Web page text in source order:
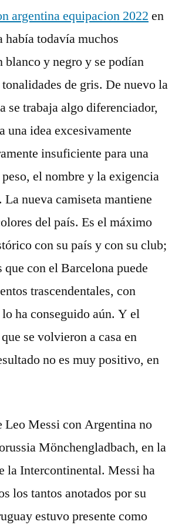
argentina equipacion 2022 en
había todavía muchos
blanco y negro y se podían
de gris. De nuevo la
se trabaja algo diferenciador,
una idea excesivamente
insuficiente para una
el nombre y la exigencia
nueva camiseta mantiene
del país. Es el máximo
con su país y con su club;
que con el Barcelona puede
trascendentales, con
ha conseguido aún. Y el
se volvieron a casa en
no es muy positivo, en
Leo Messi con Argentina no
Mönchengladbach, en la
la Intercontinental. Messi ha
los tantos anotados por su
estuvo presente como